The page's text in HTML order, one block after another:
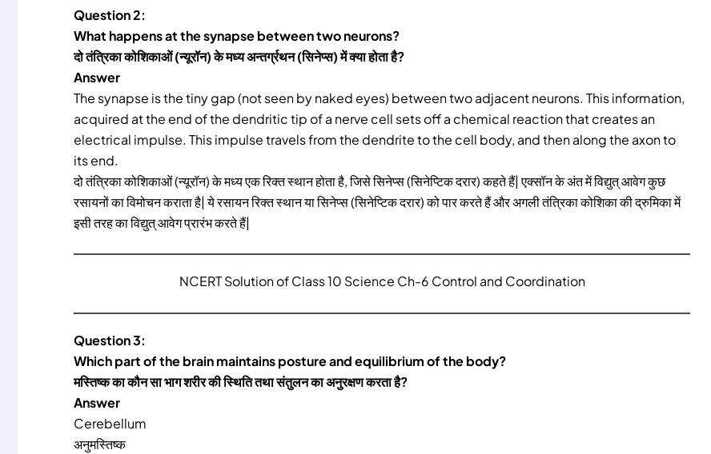
Question 2:
What happens at the synapse between two neurons?
दो तंत्रिका कोशिकाओं (न्यूरॉन) के मध्य अन्तर्ग्रथन (सिनेप्स) में क्या होता है?
Answer
The synapse is the tiny gap (not seen by naked eyes) between two adjacent neurons. This information,
acquired at the end of the dendritic tip of a nerve cell sets off a chemical reaction that creates an
electrical impulse. This impulse travels from the dendrite to the cell body, and then along the axon to
its end.
दो तंत्रिका कोशिकाओं (न्यूरॉन) के मध्य एक रिक्त स्थान होता है, जिसे सिनेप्स (सिनेप्टिक दरार) कहते हैं| एक्सॉन के अंत में विद्युत् आवेग कुछ
रसायनों का विमोचन कराता है| ये रसायन रिक्त स्थान या सिनेप्स (सिनेप्टिक दरार) को पार करते हैं और अगली तंत्रिका कोशिका की द्रुमिका में
इसी तरह का विद्युत् आवेग प्रारंभ करते हैं|
NCERT Solution of Class 10 Science Ch-6 Control and Coordination
Question 3:
Which part of the brain maintains posture and equilibrium of the body?
मस्तिष्क का कौन सा भाग शरीर की स्थिति तथा संतुलन का अनुरक्षण करता है?
Answer
Cerebellum
अनुमस्तिष्क